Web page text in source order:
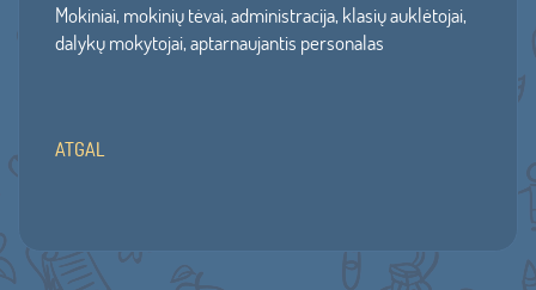
Mokiniai, mokinių tėvai, administracija, klasių auklėtojai,
dalykų mokytojai, aptarnaujantis personalas
ATGAL